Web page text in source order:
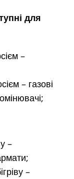
для
–
– газові
–
–